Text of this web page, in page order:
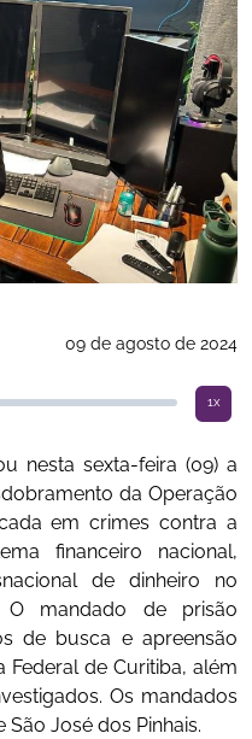
09 de agosto de 2024
1x
nesta sexta-feira (09) a
da Operação
em crimes contra a
financeiro nacional,
de dinheiro no
O mandado de prisão
de busca e apreensão
Federal de Curitiba, além
Os mandados
José dos Pinhais.